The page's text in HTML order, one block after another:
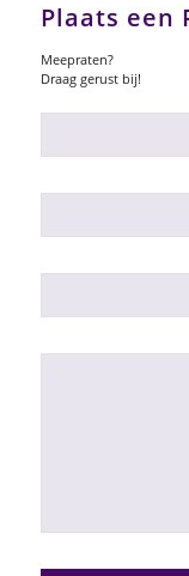
Plaats een
Meepraten?
Draag gerust bij!